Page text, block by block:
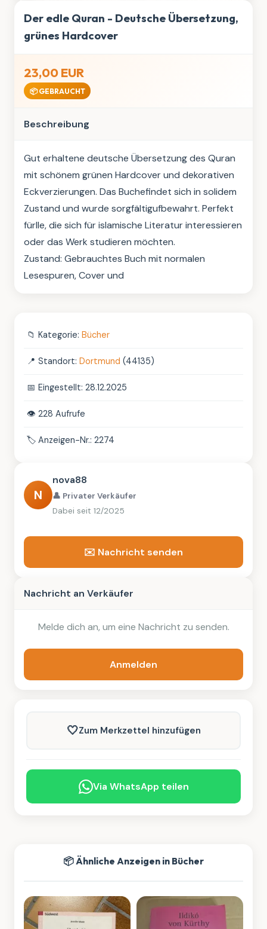
Der edle Quran - Deutsche Übersetzung,
grünes Hardcover
23,00 EUR
📦 GEBRAUCHT
Beschreibung
Gut erhaltene deutsche Übersetzung des Quran
mit schönem grünen Hardcover und dekorativen
Eckverzierungen. Das Buchefindet sich in solidem
Zustand und wurde sorgfältigufbewahrt. Perfekt
fürlle, die sich für islamische Literatur interessieren
oder das Werk studieren möchten.
Zustand: Gebrauchtes Buch mit normalen
Lesespuren, Cover und
📁 Kategorie: Bücher
📍 Standort: Dortmund (44135)
📅 Eingestellt: 28.12.2025
👁️ 228 Aufrufe
🏷️ Anzeigen-Nr.: 2274
N
nova88
👤 Privater Verkäufer
Dabei seit 12/2025
✉️ Nachricht senden
Nachricht an Verkäufer
Melde dich an, um eine Nachricht zu senden.
Anmelden
🤍Zum Merkzettel hinzufügen
Via WhatsApp teilen
📦 Ähnliche Anzeigen in Bücher